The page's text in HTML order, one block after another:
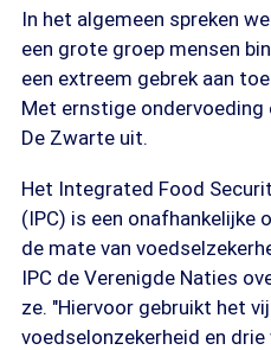
In het algemeen spreken
een grote groep mensen
een extreem gebrek aan
Met ernstige
De Zwarte uit.
Het Integrated Food
(IPC) is een onafhankelijke
de mate van
IPC de Verenigde Naties
ze. "Hiervoor gebruikt het
voedselonzekerheid en